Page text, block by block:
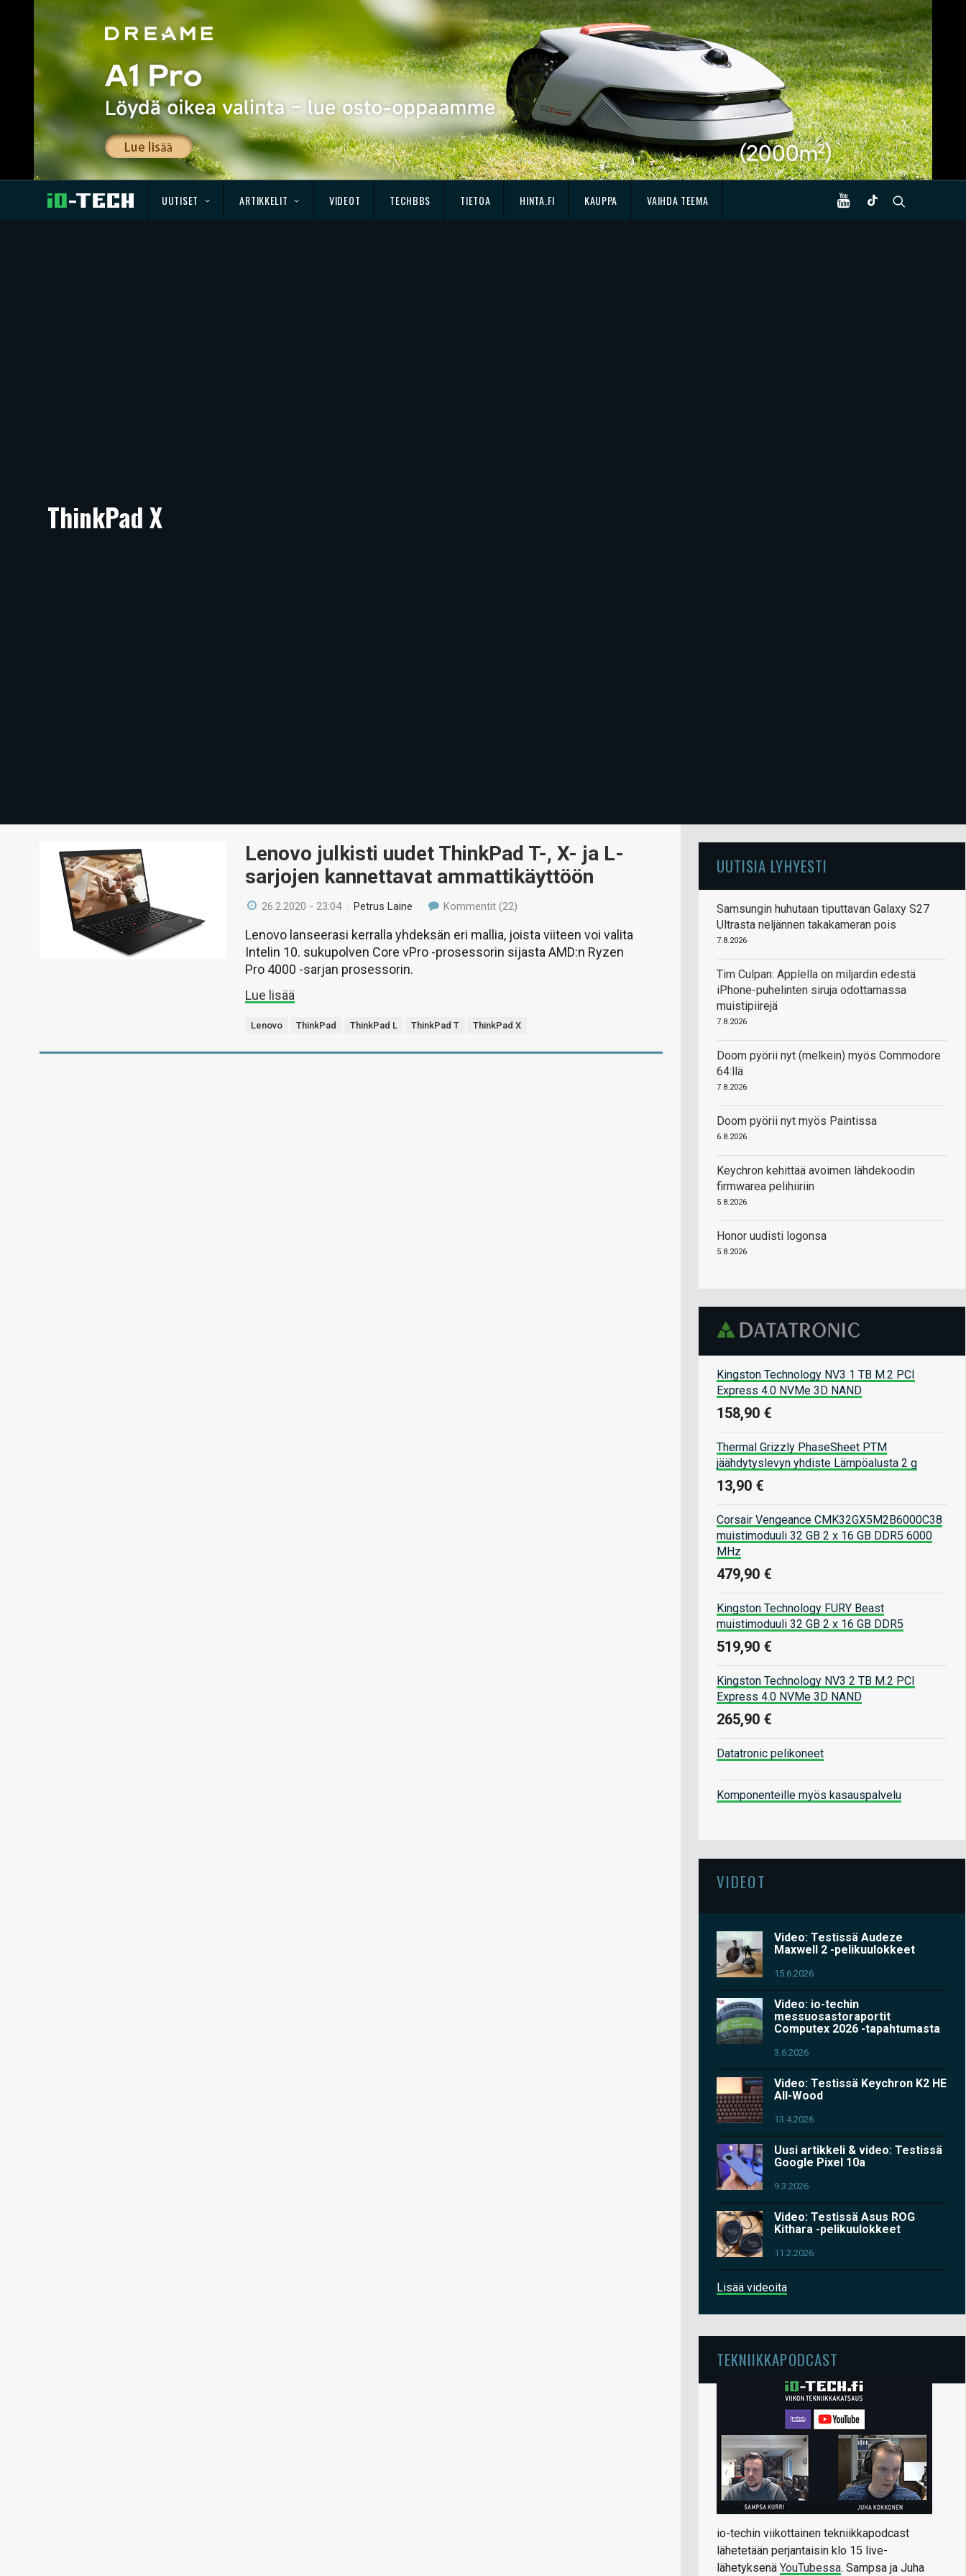
UUTISET ARTIKKELIT VIDEOT TECHBBS TIETOA HINTA.FI KAUPPA VAIHDA TEEMA
ThinkPad X
Lenovo julkisti uudet ThinkPad T-, X- ja L-
sarjojen kannettavat ammattikäyttöön
26.2.2020 - 23:04 /Petrus Laine Kommentit (22)
Lenovo lanseerasi kerralla yhdeksän eri mallia, joista viiteen voi valita
Intelin 10. sukupolven Core vPro -prosessorin sijasta AMD:n Ryzen
Pro 4000 -sarjan prosessorin.
Lue lisää
Lenovo ThinkPad ThinkPad L ThinkPad T ThinkPad X
UUTISIA LYHYESTI
Samsungin huhutaan tiputtavan Galaxy S27
Ultrasta neljännen takakameran pois
7.8.2026
Tim Culpan: Applella on miljardin edestä
iPhone-puhelinten siruja odottamassa
muistipiirejä
7.8.2026
Doom pyörii nyt (melkein) myös Commodore
64:llä
7.8.2026
Doom pyörii nyt myös Paintissa
6.8.2026
Keychron kehittää avoimen lähdekoodin
firmwarea pelihiiriin
5.8.2026
Honor uudisti logonsa
5.8.2026
Kingston Technology NV3 1 TB M.2 PCI
Express 4.0 NVMe 3D NAND
158,90 €
Thermal Grizzly PhaseSheet PTM
jäähdytyslevyn yhdiste Lämpöalusta 2 g
13,90 €
Corsair Vengeance CMK32GX5M2B6000C38
muistimoduuli 32 GB 2 x 16 GB DDR5 6000
MHz
479,90 €
Kingston Technology FURY Beast
muistimoduuli 32 GB 2 x 16 GB DDR5
519,90 €
Kingston Technology NV3 2 TB M.2 PCI
Express 4.0 NVMe 3D NAND
265,90 €
Datatronic pelikoneet
Komponenteille myös kasauspalvelu
VIDEOT
Video: Testissä Audeze
Maxwell 2 -pelikuulokkeet
15.6.2026
Video: io-techin
messuosastoraportit
Computex 2026 -tapahtumasta
3.6.2026
Video: Testissä Keychron K2 HE
All-Wood
13.4.2026
Uusi artikkeli & video: Testissä
Google Pixel 10a
9.3.2026
Video: Testissä Asus ROG
Kithara -pelikuulokkeet
11.2.2026
Lisää videoita
TEKNIIKKAPODCAST
io-techin viikottainen tekniikkapodcast
lähetetään perjantaisin klo 15 live-
lähetyksenä YouTubessa. Sampsa ja Juha